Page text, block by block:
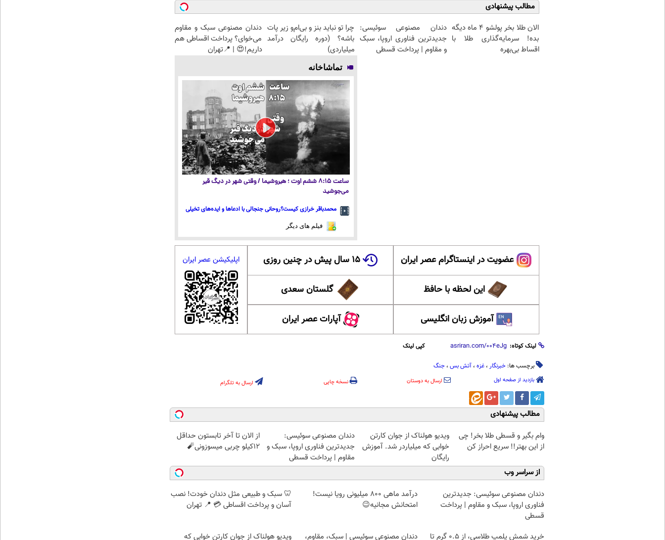
مطالب پیشنهادی
الان طلا بخر پولشو 4 ماه دیگه
بده! سرمایه‌گذاری طلا با
اقساط بی‌بهره
دندان مصنوعی سوئیسی:
جدیدترین فناوری اروپا، سبک
و مقاوم | پرداخت قسطی
چرا تو نباید بنز و بی‌ام‌و زیر پات
باشه؟ (دوره رایگان درآمد
میلیاردی)
دندان مصنوعی سبک و مقاوم
می‌خوای؟ پرداخت اقساطی هم
داریم!😍 | 📍تهران
تماشاخانه
ساعت ۸:۱۵ ششم اوت ؛ هیروشیما / وقتی شهر در دیگ قیر
می‌جوشید
محمدباقر خرازی کیست؟روحانی جنجالی با ادعاها و ایده‌های تخیلی
فیلم های دیگر
عضویت در اینستاگرام عصر ایران ۱۵ سال پیش در چنین روزی
این لحظه با حافظ گلستان سعدی
آموزش زبان انگلیسی آپارات عصر ایران
اپلیکیشن عصر ایران
لینک کوتاه: کپی لینک
برچسب ها: خبرنگار ، غزه ، آتش بس ، جنگ
بازدید از صفحه اول ارسال به دوستان نسخه چاپی ارسال به تلگرام
مطالب پیشنهادی
وام بگیر و قسطی طلا بخر! چی
از این بهتر!! سریع احراز کن
ویدیو هولناک از جوان کارتن
خوابی که میلیاردر شد. آموزش
رایگان
دندان مصنوعی سوئیسی:
جدیدترین فناوری اروپا، سبک و
مقاوم | پرداخت قسطی
از الان تا آخر تابستون حداقل
12کیلو چربی میسوزونی🧨
از سراسر وب
دندان مصنوعی سوئیسی: جدیدترین
فناوری اروپا، سبک و مقاوم | پرداخت
قسطی
درآمد ماهی 800 میلیونی رویا نیست!
امتحانش مجانیه😉
🦷 سبک و طبیعی مثل دندان خودت! نصب
آسان و پرداخت اقساطی 💳 📍 تهران
خرید شمش پلمپ طلاسی، از ۰.۵ گرم تا دندان مصنوعی سوئیسی | سبک، مقاوم، ویدیو هولناک از جوان کارتن خوابی که